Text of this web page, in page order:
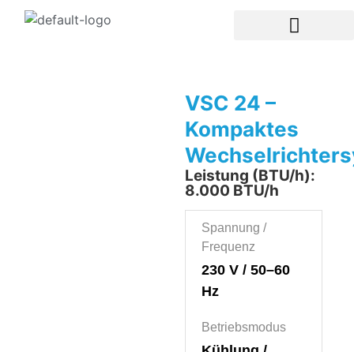
VSC 24 –
Kompaktes
Leistung (BTU/h):
8.000 BTU/h
Spannung /
Frequenz
230 V / 50–60
Hz
Betriebsmodus